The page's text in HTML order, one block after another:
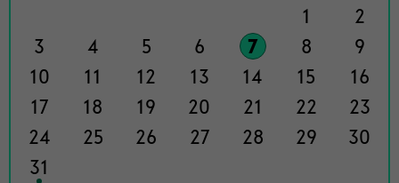
1
2
3
4 5 6 7 8
9
10
11 12 13 14 15
16
17
18 19 20 21 22
23
24
25 26 27 28 29
30
31